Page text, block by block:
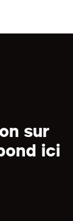
sur
ici